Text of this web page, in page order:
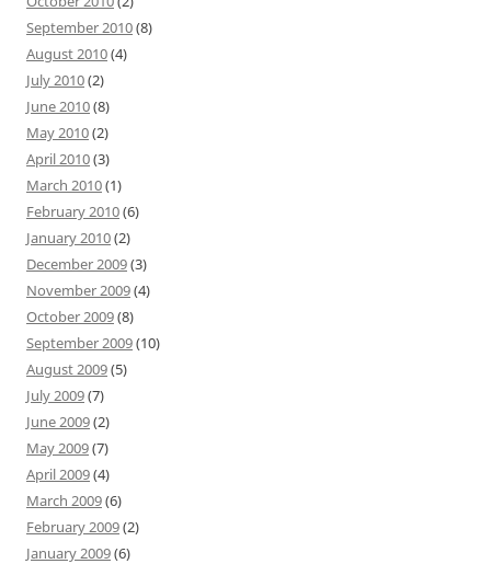
September 2010(8)
August 2010(4)
July 2010(2)
June 2010(8)
May 2010(2)
April 2010(3)
March 2010(1)
February 2010(6)
January 2010(2)
December 2009(3)
November 2009(4)
October 2009(8)
September 2009(10)
August 2009(5)
July 2009(7)
June 2009(2)
May 2009(7)
April 2009(4)
March 2009(6)
February 2009(2)
January 2009(6)